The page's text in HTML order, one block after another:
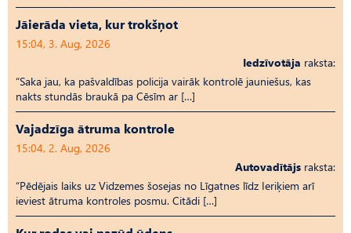
Jāierāda vieta, kur trokšņot
15:04, 3. Aug, 2026
Iedzīvotāja raksta:
“Saka jau, ka pašvaldības policija vairāk kontrolē jauniešus, kas
nakts stundās braukā pa Cēsīm ar […]
Vajadzīga ātruma kontrole
15:04, 2. Aug, 2026
Autovadītājs raksta:
“Pēdējais laiks uz Vid­ze­mes šosejas no Līgatnes līdz Ieriķiem arī
ieviest ātruma kontroles posmu. Citādi […]